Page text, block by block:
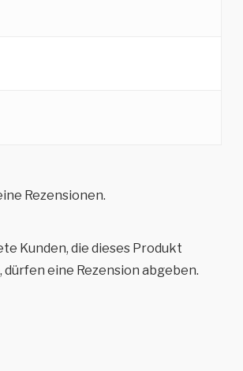
Rezensionen.
Kunden, die dieses Produkt
eine Rezension abgeben.